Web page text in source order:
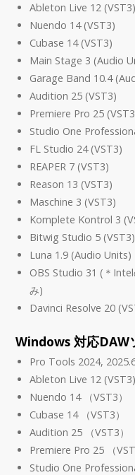
Ableton Live 12 (VST3)
Nuendo 14 (VST3)
Cubase 14 (VST3)
Main Stage 3 (Audio
Garage Band 10.4
Audition 25 (VST3)
Premiere Pro 25
Studio One
FL Studio 24 (VST3)
REAPER 7 (VST3)
Reason 13 (VST3)
Maschine 3 (VST3)
Komplete Kontrol 3
Bitwig Studio 5 (VST3)
Luna 1.9 (Audio Units)
OBS Studio 31 (＊
み)
Davinci Resolve 20
Windows 対応DAW
Pro Tools 2024,
Ableton Live 12 (VST3)
Nuendo 14 （VST3）
Cubase 14 （VST3）
Audition 25 （VST3）
Premiere Pro 25 （
Studio One